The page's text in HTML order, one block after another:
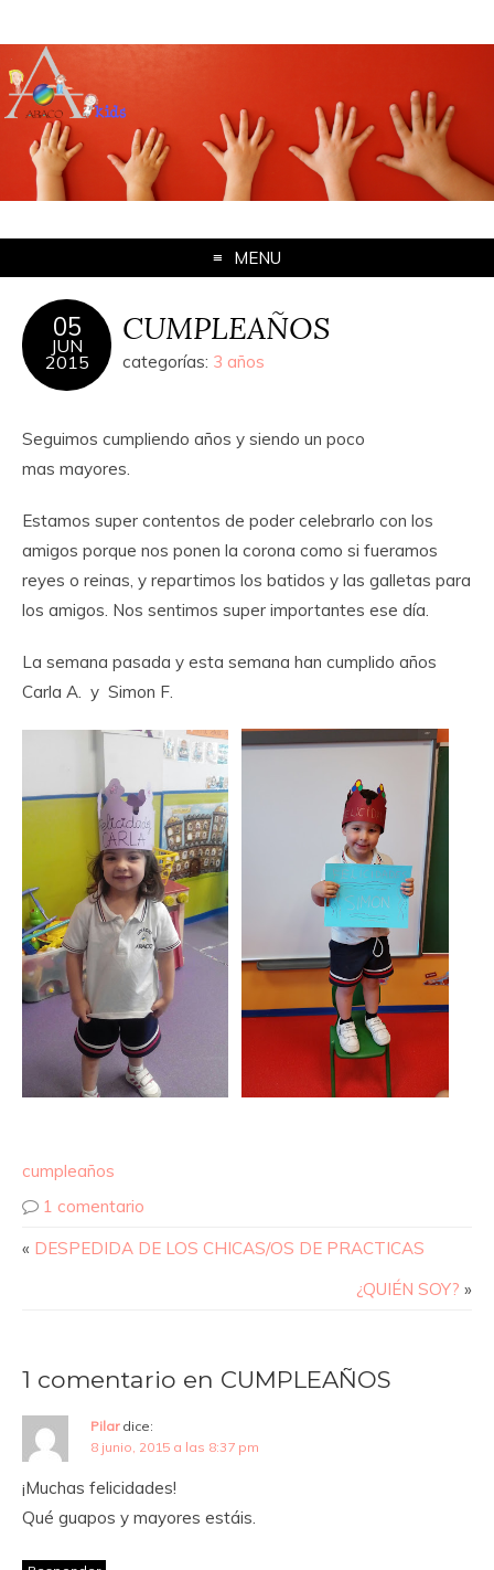
MENU
05
JUN
2015
CUMPLEAÑOS
categorías: 3 años
Seguimos cumpliendo años y siendo un poco
mas mayores.
Estamos super contentos de poder celebrarlo con los
amigos porque nos ponen la corona como si fueramos
reyes o reinas, y repartimos los batidos y las galletas para
los amigos. Nos sentimos super importantes ese día.
La semana pasada y esta semana han cumplido años
Carla A. y Simon F.
cumpleaños
1 comentario
« DESPEDIDA DE LOS CHICAS/OS DE PRACTICAS
¿QUIÉN SOY? »
1 comentario en CUMPLEAÑOS
Pilar dice:
8 junio, 2015 a las 8:37 pm
¡Muchas felicidades!
Qué guapos y mayores estáis.